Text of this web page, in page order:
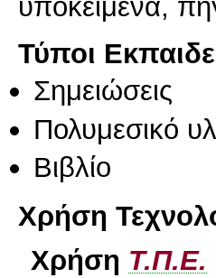
Τύποι
Σημειώσεις
Πολυμεσικό
Βιβλίο
Χρήση
Χρήση Τ.Π.Ε.